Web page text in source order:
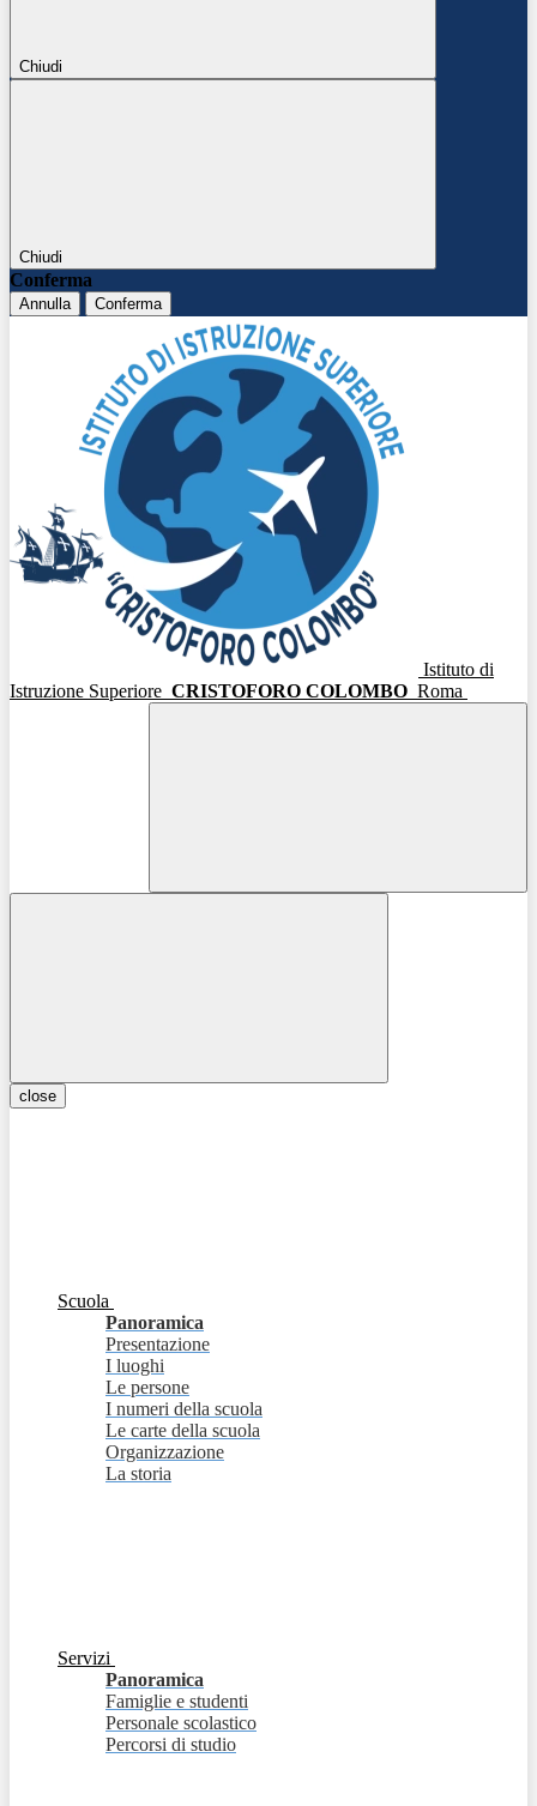
Chiudi
Chiudi
Conferma
Annulla Conferma
Istituto di
Istruzione Superiore CRISTOFORO COLOMBO Roma
close
Scuola
Panoramica
Presentazione
I luoghi
Le persone
I numeri della scuola
Le carte della scuola
Organizzazione
La storia
Servizi
Panoramica
Famiglie e studenti
Personale scolastico
Percorsi di studio